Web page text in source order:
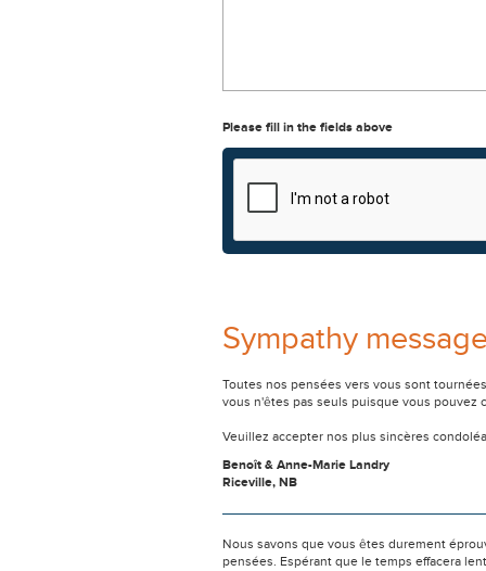
Please fill in the fields above
Sympathy
Toutes nos pensées vers vous sont
vous n'êtes pas seuls puisque vous pouvez
Veuillez accepter nos plus sincères
Benoît & Anne-Marie Landry
Riceville, NB
Nous savons que vous êtes durement
pensées. Espérant que le temps effacera